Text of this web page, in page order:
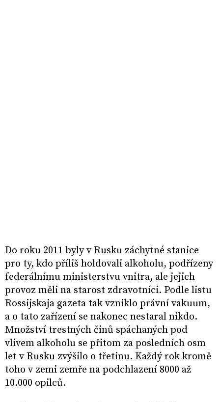
Do roku 2011 byly v Rusku záchytné stanice
pro ty, kdo příliš holdovali alkoholu, podřízeny
federálnímu ministerstvu vnitra, ale jejich
provoz měli na starost zdravotníci. Podle listu
Rossijskaja gazeta tak vzniklo právní vakuum,
a o tato zařízení se nakonec nestaral nikdo.
Množství trestných činů spáchaných pod
vlivem alkoholu se přitom za posledních osm
let v Rusku zvýšilo o třetinu. Každý rok kromě
toho v zemi zemře na podchlazení 8000 až
10.000 opilců.